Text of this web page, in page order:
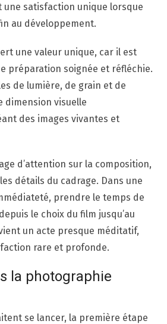
une satisfaction unique lorsque
au développement.
une valeur unique, car il est
préparation soignée et réfléchie.
de lumière, de grain et de
dimension visuelle
des images vivantes et
d’attention sur la composition,
détails du cadrage. Dans une
prendre le temps de
le choix du film jusqu’au
un acte presque méditatif,
rare et profonde.
la photographie
se lancer, la première étape